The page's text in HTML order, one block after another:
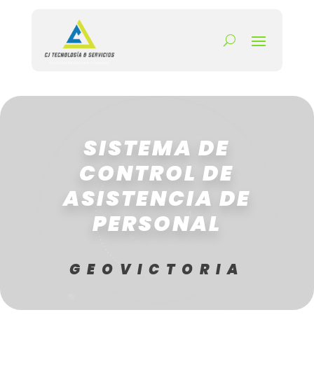
SISTEMA DE
CONTROL DE
ASISTENCIA DE
PERSONAL
GEOVICTORIA